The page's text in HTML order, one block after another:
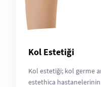
Kol Estetiği
Kol estetiği; kol germe
estethica